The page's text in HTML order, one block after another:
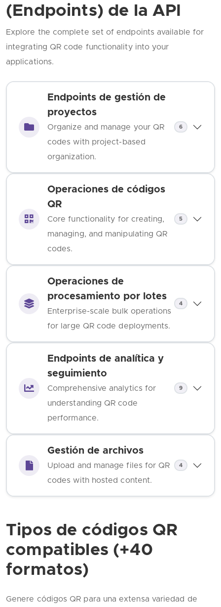
(Endpoints) de la API
Explore the complete set of endpoints available for
integrating QR code functionality into your
applications.
Endpoints de gestión de
proyectos
Organize and manage your QR
codes with project-based
organization.
6
Operaciones de códigos
QR
Core functionality for creating,
managing, and manipulating QR
codes.
5
Operaciones de
procesamiento por lotes
Enterprise-scale bulk operations
for large QR code deployments.
4
Endpoints de analítica y
seguimiento
Comprehensive analytics for
understanding QR code
performance.
9
Gestión de archivos
Upload and manage files for QR
codes with hosted content.
4
Tipos de códigos QR
compatibles (+40
formatos)
Genere códigos QR para una extensa variedad de